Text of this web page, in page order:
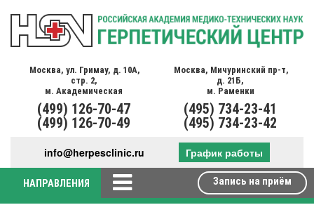
Москва, ул. Гримау, д. 10А,
стр. 2,
м. Академическая
(499) 126-70-47
(499) 126-70-49
Москва, Мичуринский пр-т,
д. 21Б,
м. Раменки
(495) 734-23-41
(495) 734-23-42
info@herpesclinic.ru График работы
НАПРАВЛЕНИЯ Запись на приём